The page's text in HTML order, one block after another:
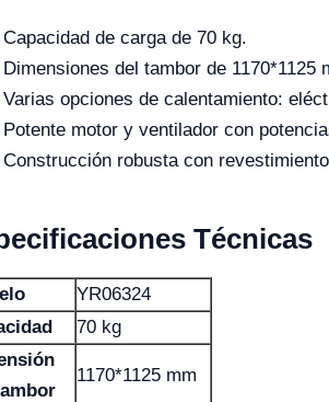
Capacidad de carga de 70 kg.
Dimensiones del tambor de 1170*1125
Varias opciones de calentamiento:
Potente motor y ventilador con
Construcción robusta con
Técnicas
YR06324
70 kg
1170*1125 mm